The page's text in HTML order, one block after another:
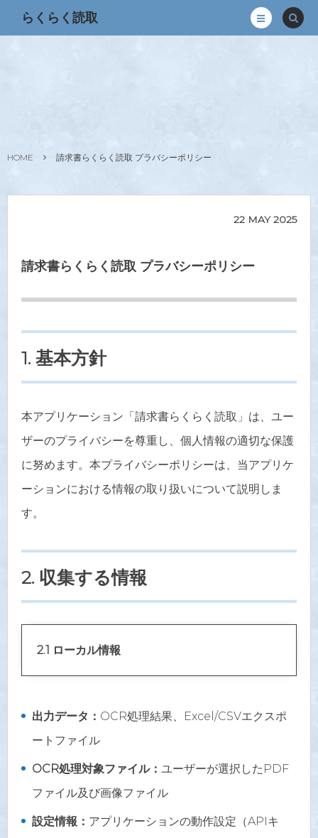
らくらく読取
HOME 請求書らくらく読取 プラバシーポリシー
22 MAY 2025
請求書らくらく読取 プラバシーポリシー
1. 基本方針
本アプリケーション「請求書らくらく読取」は、ユー
ザーのプライバシーを尊重し、個人情報の適切な保護
に努めます。本プライバシーポリシーは、当アプリケ
ーションにおける情報の取り扱いについて説明しま
す。
2. 収集する情報
2.1 ローカル情報
出力データ： OCR処理結果、Excel/CSVエクスポ
ートファイル
OCR処理対象ファイル： ユーザーが選択したPDF
ファイル及び画像ファイル
設定情報： アプリケーションの動作設定（APIキ